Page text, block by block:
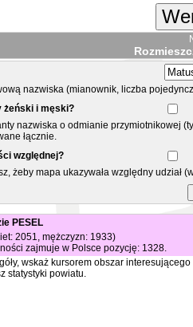
nazwiska (mianownik, liczba
żeński i męski?
nazwiska o odmianie przymiotnikowej
łącznie.
względnej?
żeby mapa ukazywała względny
PESEL
2051, mężczyzn: 1933)
zajmuje w Polsce pozycję: 1328.
wskaż kursorem obszar
statystyki powiatu.